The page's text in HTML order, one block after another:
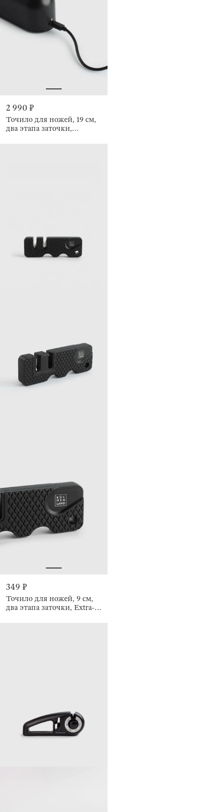
2 990 ₽
Точило для ножей, 19 см,
два этапа заточки,
349 ₽
Точило для ножей, 9 см,
два этапа заточки, Extra-